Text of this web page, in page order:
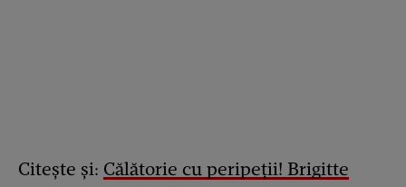
Citește și: Călătorie cu peripeții! Brigitte